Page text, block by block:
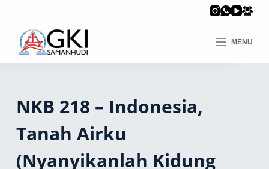
MENU
NKB 218 – Indonesia,
Tanah Airku
(Nyanyikanlah Kidung